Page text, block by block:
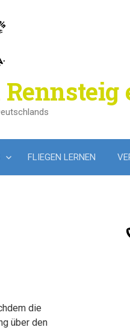
FLIEGEN LERNEN
die
über den